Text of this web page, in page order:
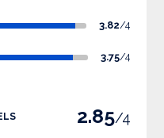
3.82/4
3.75/4
2.85/4